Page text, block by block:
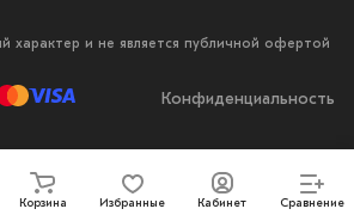
Корзина Избранные Кабинет Сравнение
характер и не является публичной офертой
Конфиденциальность